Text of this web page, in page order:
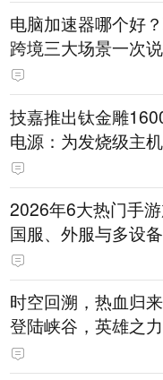
电脑加速器哪个好？
跨境三大场景一次
技嘉推出钛金雕
电源：为发烧级主
打造旗舰供电方案
2026年6大热门手游
国服、外服与多设
时空回溯，热血归
登陆峡谷，英雄之
斗！